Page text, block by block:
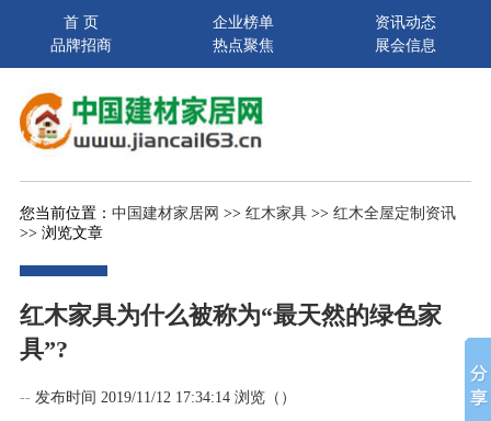
首 页 企业榜单
资讯动态
品牌招商
热点聚焦 展会信息
您当前位置： 中国建材家居网 >> 红木家具>> 红木全屋定制资讯
>> 浏览文章
红木家具为什么被称为“最天然的绿色家
具”?
-- 发布时间 2019/11/12 17:34:14 浏览（ ）